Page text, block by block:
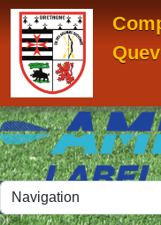
Panneau de gestion des